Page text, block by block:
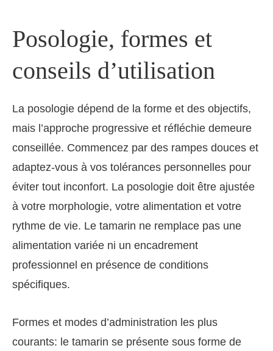
Posologie, formes et
conseils d’utilisation
La posologie dépend de la forme et des objectifs,
mais l’approche progressive et réfléchie demeure
conseillée. Commencez par des rampes douces et
adaptez-vous à vos tolérances personnelles pour
éviter tout inconfort. La posologie doit être ajustée
à votre morphologie, votre alimentation et votre
rythme de vie. Le tamarin ne remplace pas une
alimentation variée ni un encadrement
professionnel en présence de conditions
spécifiques.
Formes et modes d’administration les plus
courants: le tamarin se présente sous forme de